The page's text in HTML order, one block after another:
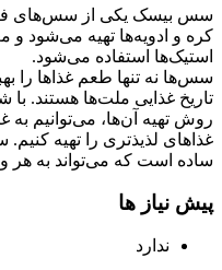
سس بیسک یکی از سس‌های
کره و ادویه‌ها تهیه می‌شود
استیک‌ها استفاده می‌شود.
سس‌ها نه تنها طعم غذاها را
تاریخ غذایی ملت‌ها هستند.
روش تهیه آن‌ها، می‌توانیم به
غذاهای لذیذتری را تهیه
ساده است که می‌تواند به هر
پیش نیاز ها
ندارد